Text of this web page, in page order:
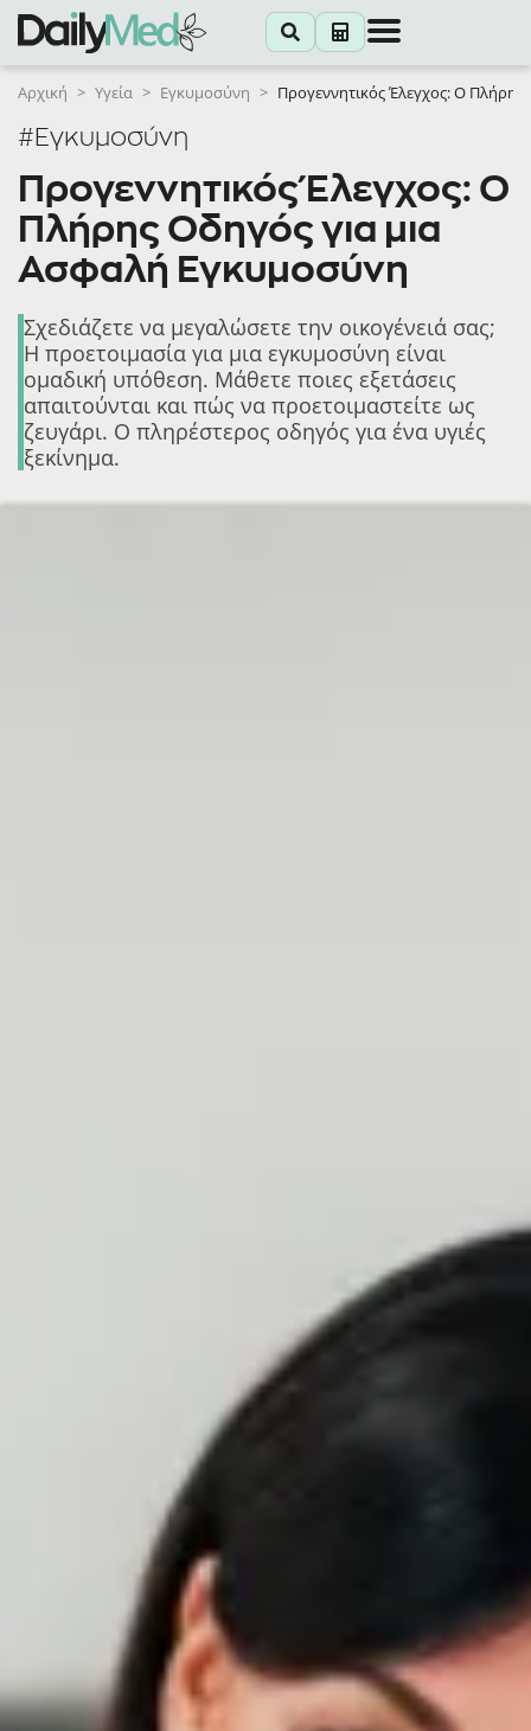
Αρχική > Υγεία > Εγκυμοσύνη > Προγεννητικός Έλεγχος: Ο
#Εγκυμοσύνη
Προγεννητικός Έλεγχος: Ο
Πλήρης Οδηγός για μια
Ασφαλή Εγκυμοσύνη
Σχεδιάζετε να μεγαλώσετε την οικογένειά σας;
Η προετοιμασία για μια εγκυμοσύνη είναι
ομαδική υπόθεση. Μάθετε ποιες εξετάσεις
απαιτούνται και πώς να προετοιμαστείτε ως
ζευγάρι. Ο πληρέστερος οδηγός για ένα υγιές
ξεκίνημα.